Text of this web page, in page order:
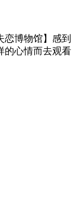
博物馆】感到
的心情而去观看